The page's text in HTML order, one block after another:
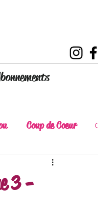
Coup de Coeur
Coup de Chaud
3 -